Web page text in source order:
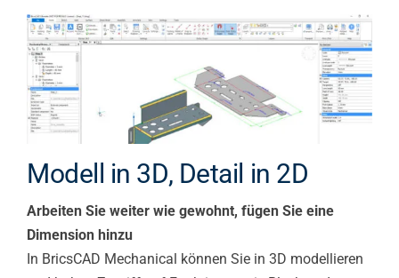
Modell in 3D, Detail in 2D
Arbeiten Sie weiter wie gewohnt, fügen Sie eine
Dimension hinzu
In BricsCAD Mechanical können Sie in 3D modellieren